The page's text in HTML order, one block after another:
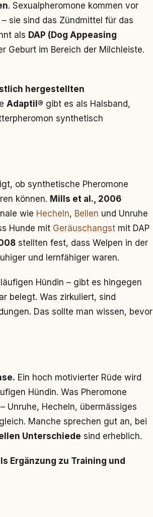
. Sexualpheromone kommen vor
sie sind das Zündmittel für das
als DAP (Dog Appeasing
Geburt im Bereich der Milchleiste.
hergestellten
Adaptil® gibt es als Halsband,
synthetisch
ob synthetische Pheromone
können. Mills et al., 2006
wie Hecheln, Bellen und Unruhe
Hunde mit Geräuschangst mit DAP
stellten fest, dass Welpen in der
und lernfähiger waren.
Hündin – gibt es hingegen
belegt. Was zirkuliert, sind
Das sollte man wissen, bevor
Ein hoch motivierter Rüde wird
Hündin. Was Pheromone
– Unruhe, Hecheln, übermässiges
Manche sprechen gut an, bei
Unterschiede sind erheblich.
Ergänzung zu Training und